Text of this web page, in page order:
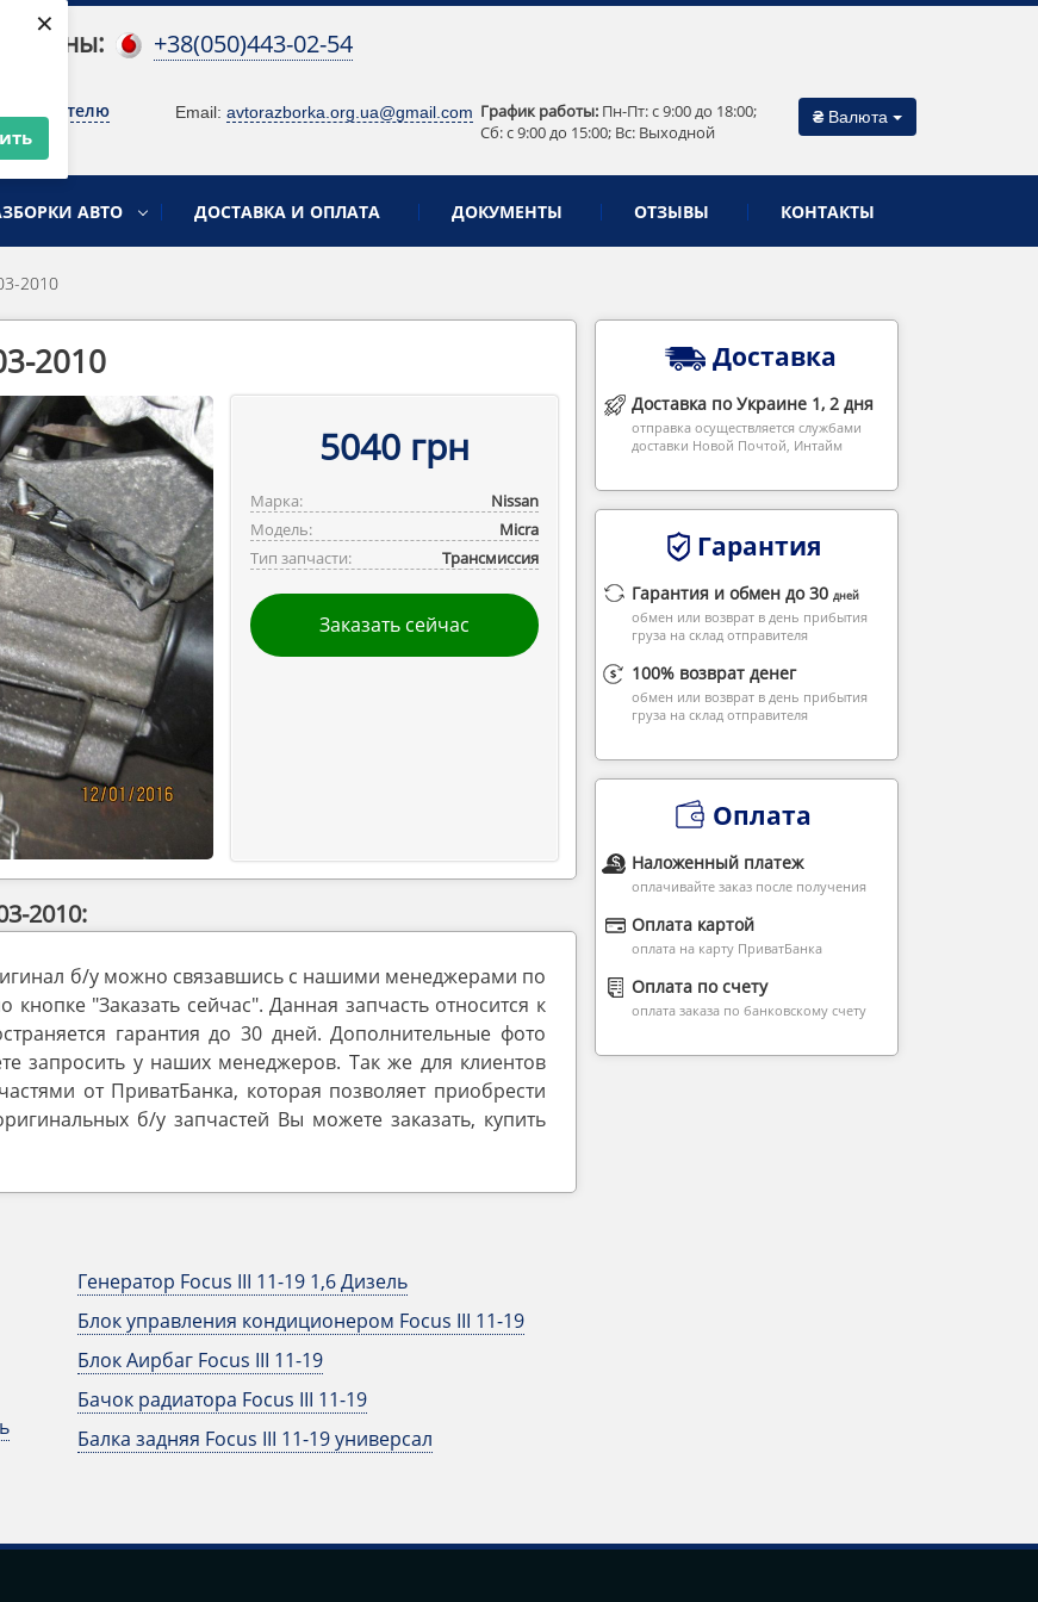
× +38(050)443-02-54
Email: avtorazborka.org.ua@gmail.com График работы: Пн-Пт: c 9:00 до 18:00;
Сб: c 9:00 до 15:00; Вс: Выходной
₴ Валюта
АВТО ДОСТАВКА И ОПЛАТА ДОКУМЕНТЫ ОТЗЫВЫ КОНТАКТЫ
2010
2010
5040 грн
Марка:
Nissan
Модель:
Micra
Тип запчасти:
Трансмиссия
Заказать сейчас
2010:
б/у можно связавшись с нашими менеджерами по
"Заказать сейчас". Данная запчасть относится к
гарантия до 30 дней. Дополнительные фото
запросить у наших менеджеров. Так же для клиентов
от ПриватБанка, которая позволяет приобрести
б/у запчастей Вы можете заказать, купить
Генератор Focus III 11-19 1,6 Дизель
Блок управления кондиционером Focus III 11-19
Блок Аирбаг Focus III 11-19
Бачок радиатора Focus III 11-19
Балка задняя Focus III 11-19 универсал
Доставка
Доставка по Украине 1, 2 дня
отправка осуществляется службами
доставки Новой Почтой, Интайм
Гарантия
Гарантия и обмен до 30 дней
обмен или возврат в день прибытия
груза на склад отправителя
100% возврат денег
обмен или возврат в день прибытия
груза на склад отправителя
Оплата
Наложенный платеж
оплачивайте заказ после получения
Оплата картой
оплата на карту ПриватБанка
Оплата по счету
оплата заказа по банковскому счету